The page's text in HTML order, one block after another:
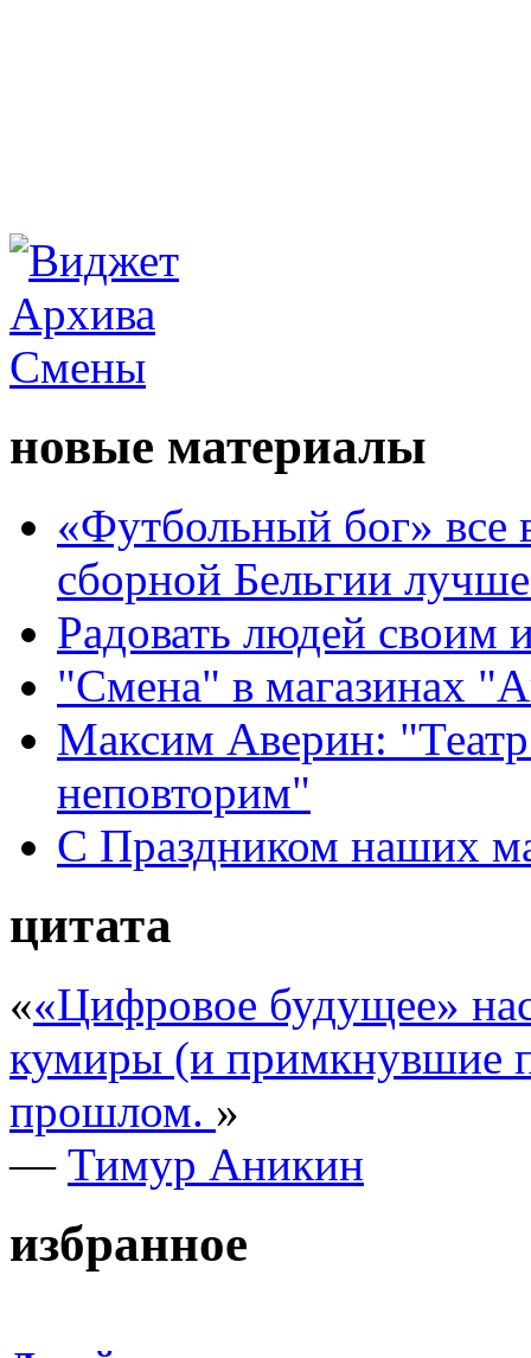
новые материалы
«Футбольный бог» все
сборной Бельгии
Радовать людей своим
"Смена" в магазинах
Максим Аверин:
неповторим"
С Праздником наших
цитата
««Цифровое будущее»
кумиры (и примкнувшие
прошлом. »
— Тимур Аникин
избранное